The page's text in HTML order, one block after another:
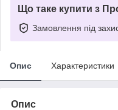
Що таке купити з
Замовлення під
Опис Характеристики
Опис